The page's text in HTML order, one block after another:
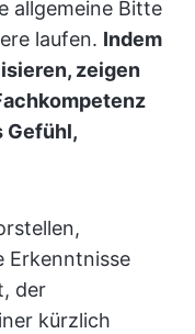
allgemeine Bitte
laufen. Indem
zeigen
Gefühl,
Erkenntnisse
der
kürzlich